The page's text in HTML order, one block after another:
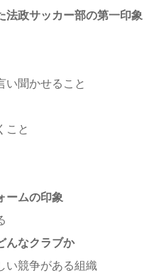
法政サッカー部の第一印象
い聞かせること
こと
ームの印象
んなクラブか
い競争がある組織